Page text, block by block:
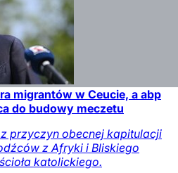
migrantów w Ceucie, a abp
do budowy meczetu
przyczyn obecnej kapitulacji
z Afryki i Bliskiego
katolickiego.